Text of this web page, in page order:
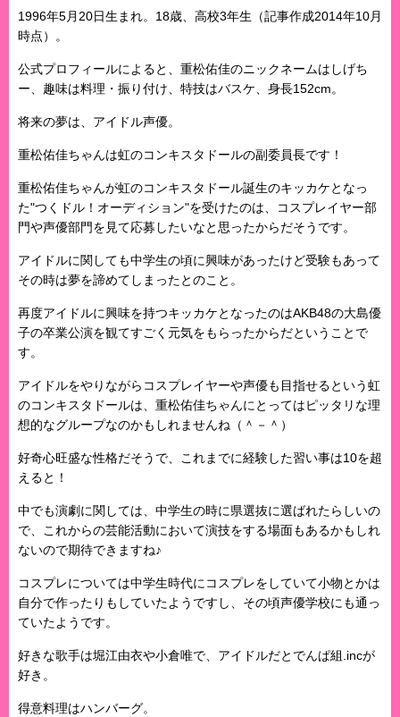
1996年5月20日生まれ。18歳、高校3年生（記事作成2014年10月
時点）。
公式プロフィールによると、重松佑佳のニックネームはしげち
ー、趣味は料理・振り付け、特技はバスケ、身長152cm。
将来の夢は、アイドル声優。
重松佑佳ちゃんは虹のコンキスタドールの副委員長です！
重松佑佳ちゃんが虹のコンキスタドール誕生のキッカケとなっ
た"つくドル！オーディション"を受けたのは、コスプレイヤー部
門や声優部門を見て応募したいなと思ったからだそうです。
アイドルに関しても中学生の頃に興味があったけど受験もあって
その時は夢を諦めてしまったとのこと。
再度アイドルに興味を持つキッカケとなったのはAKB48の大島優
子の卒業公演を観てすごく元気をもらったからだということで
す。
アイドルをやりながらコスプレイヤーや声優も目指せるという虹
のコンキスタドールは、重松佑佳ちゃんにとってはピッタリな理
想的なグループなのかもしれませんね（＾－＾）
好奇心旺盛な性格だそうで、これまでに経験した習い事は10を超
えると！
中でも演劇に関しては、中学生の時に県選抜に選ばれたらしいの
で、これからの芸能活動において演技をする場面もあるかもしれ
ないので期待できますね♪
コスプレについては中学生時代にコスプレをしていて小物とかは
自分で作ったりもしていたようですし、その頃声優学校にも通っ
ていたようです。
好きな歌手は堀江由衣や小倉唯で、アイドルだとでんぱ組.incが
好き。
得意料理はハンバーグ。